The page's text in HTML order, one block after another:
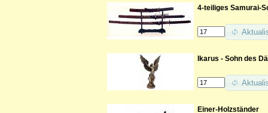
4-teiliges Samurai-
Ikarus - Sohn des
Einer-Holzständer